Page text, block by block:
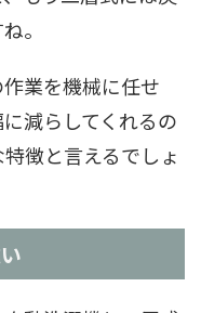
。
業を機械に任せ
減らしてくれるの
徴と言えるでしょ